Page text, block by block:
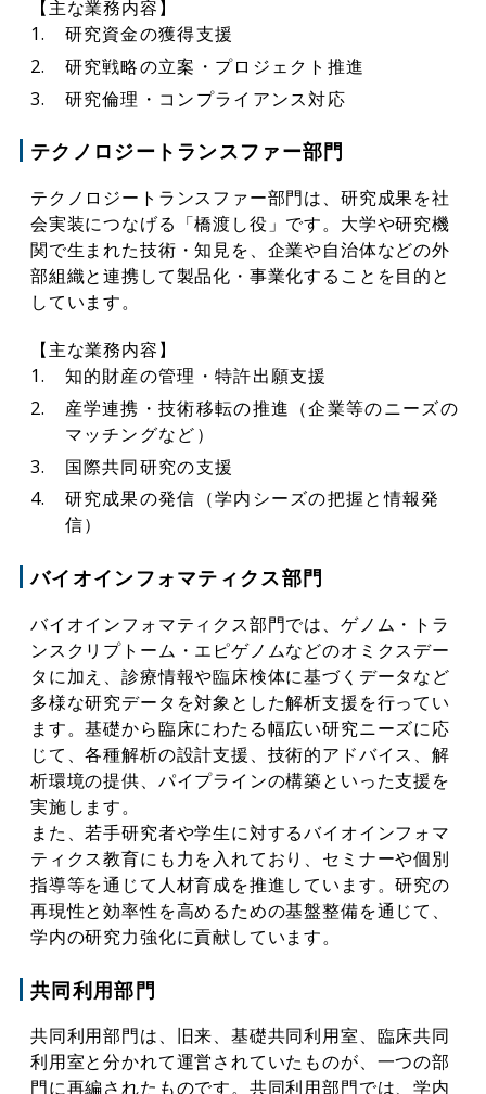
【主な業務内容】
研究資金の獲得支援
研究戦略の立案・プロジェクト推進
研究倫理・コンプライアンス対応
テクノロジートランスファー部門
テクノロジートランスファー部門は、研究成果を社
会実装につなげる「橋渡し役」です。大学や研究機
関で生まれた技術・知見を、企業や自治体などの外
部組織と連携して製品化・事業化することを目的と
しています。
【主な業務内容】
知的財産の管理・特許出願支援
産学連携・技術移転の推進（企業等のニーズの
マッチングなど）
国際共同研究の支援
研究成果の発信（学内シーズの把握と情報発
信）
バイオインフォマティクス部門
バイオインフォマティクス部門では、ゲノム・トラ
ンスクリプトーム・エピゲノムなどのオミクスデー
タに加え、診療情報や臨床検体に基づくデータなど
多様な研究データを対象とした解析支援を行ってい
ます。基礎から臨床にわたる幅広い研究ニーズに応
じて、各種解析の設計支援、技術的アドバイス、解
析環境の提供、パイプラインの構築といった支援を
実施します。
また、若手研究者や学生に対するバイオインフォマ
ティクス教育にも力を入れており、セミナーや個別
指導等を通じて人材育成を推進しています。研究の
再現性と効率性を高めるための基盤整備を通じて、
学内の研究力強化に貢献しています。
共同利用部門
共同利用部門は、旧来、基礎共同利用室、臨床共同
利用室と分かれて運営されていたものが、一つの部
門に再編されたものです。共同利用部門では、学内